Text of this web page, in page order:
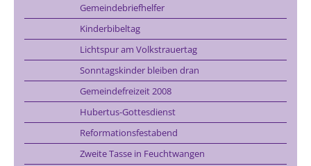
Gemeindebriefhelfer
Kinderbibeltag
Lichtspur am Volkstrauertag
Sonntagskinder bleiben dran
Gemeindefreizeit 2008
Hubertus-Gottesdienst
Reformationsfestabend
Zweite Tasse in Feuchtwangen